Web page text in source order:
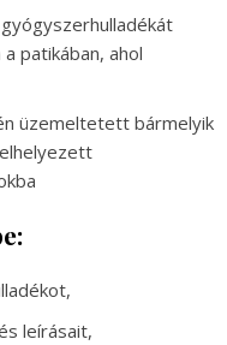
patikában, ahol
üzemeltetett bármelyik
leírásait,